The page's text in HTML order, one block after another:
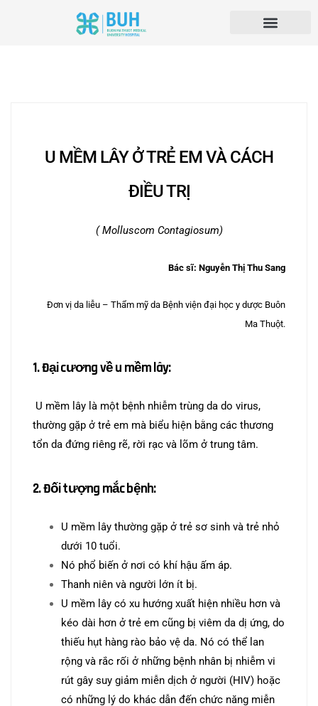
U MỀM LÂY Ở TRẺ EM VÀ CÁCH
ĐIỀU TRỊ
(Molluscom Contagiosum)
Bác sĩ: Nguyễn Thị Thu Sang
Đơn vị da liễu – Thẩm mỹ da Bệnh viện đại học y dược Buôn
Ma Thuột.
1. Đại cương về u mềm lây:
U mềm lây là một bệnh nhiễm trùng da do virus,
thường gặp ở trẻ em mà biểu hiện bằng các thương
tổn da đứng riêng rẽ, rời rạc và lõm ở trung tâm.
2. Đối tượng mắc bệnh:
U mềm lây thường gặp ở trẻ sơ sinh và trẻ nhỏ
dưới 10 tuổi.
Nó phổ biến ở nơi có khí hậu ấm áp.
Thanh niên và người lớn ít bị.
U mềm lây có xu hướng xuất hiện nhiều hơn và
kéo dài hơn ở trẻ em cũng bị viêm da dị ứng, do
thiếu hụt hàng rào bảo vệ da. Nó có thể lan
rộng và rắc rối ở những bệnh nhân bị nhiễm vi
rút gây suy giảm miễn dịch ở người (HIV) hoặc
có những lý do khác dẫn đến chức năng miễn